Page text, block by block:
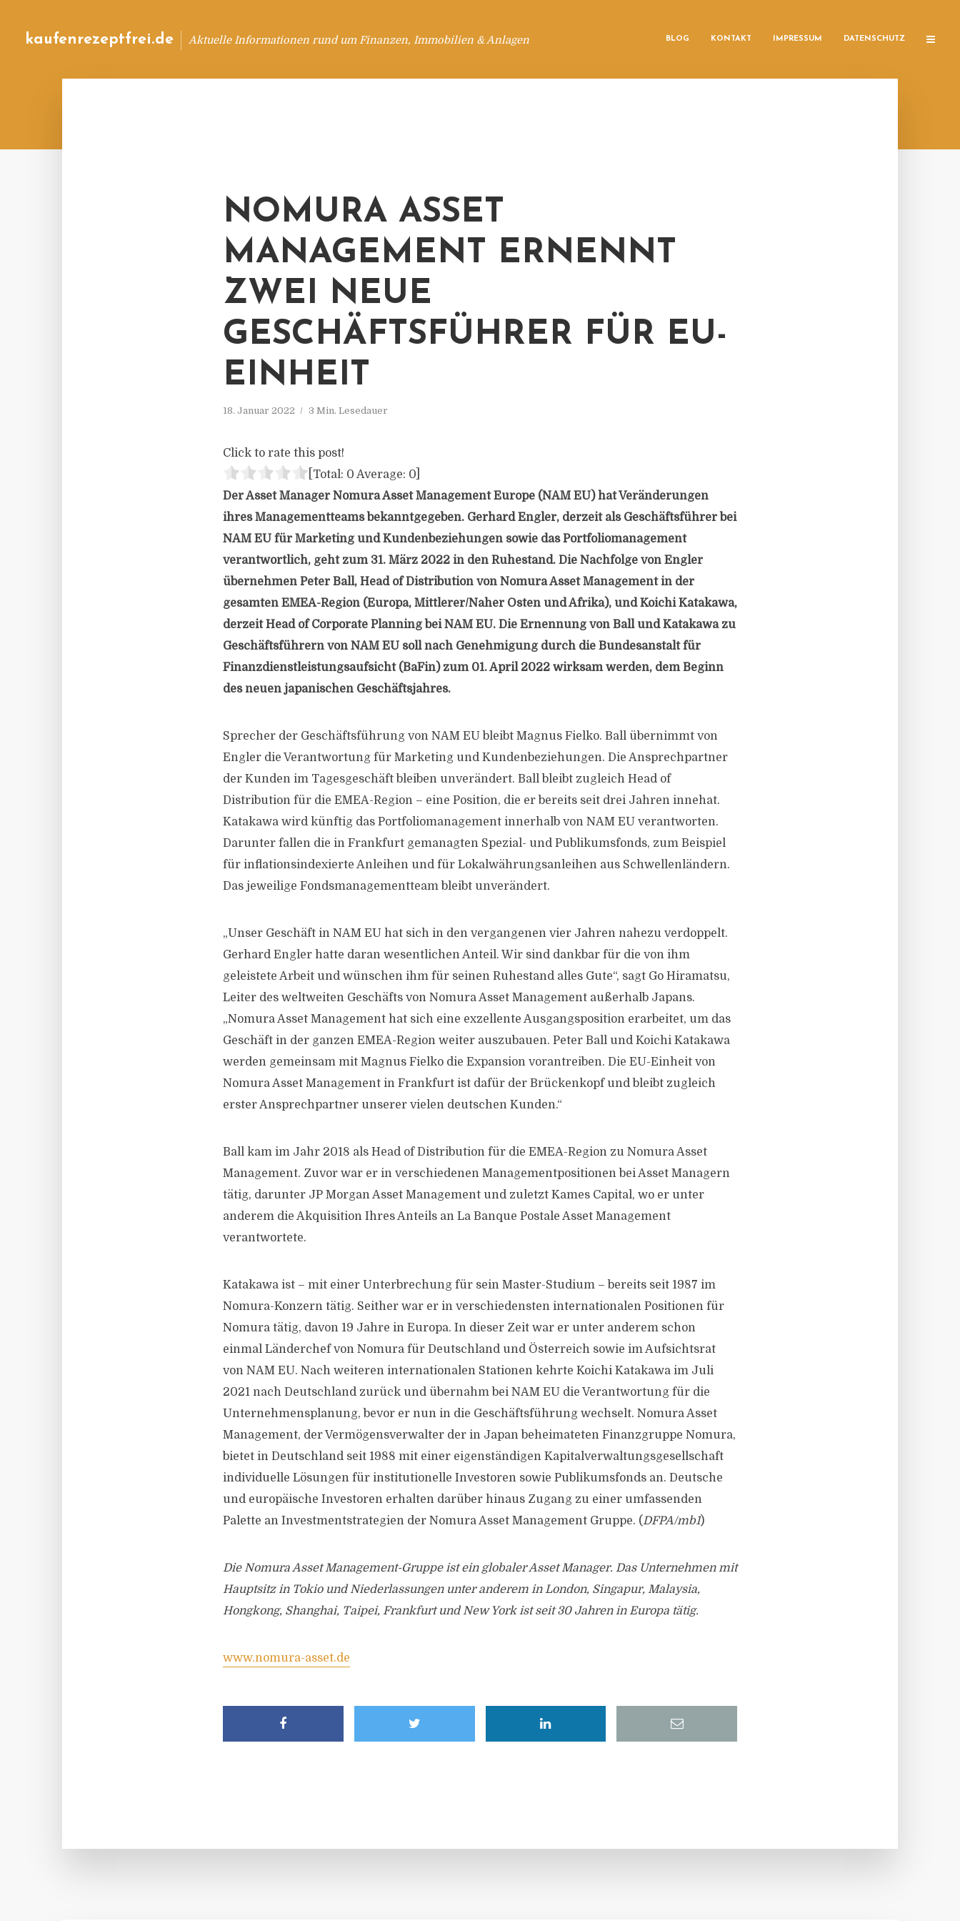
kaufenrezeptfrei.de Aktuelle Informationen rund um Finanzen, Immobilien & Anlagen BLOG KONTAKT IMPRESSUM DATENSCHUTZ
NOMURA ASSET
MANAGEMENT ERNENNT
ZWEI NEUE
GESCHÄFTSFÜHRER FÜR EU-
EINHEIT
18. Januar 2022 3 Min. Lesedauer
Click to rate this post!
[Total: 0 Average: 0
Der Asset Manager Nomura Asset Management Europe (NAM EU) hat Veränderungen
ihres Managementteams bekanntgegeben. Gerhard Engler, derzeit als Geschäftsführer bei
NAM EU für Marketing und Kundenbeziehungen sowie das Portfoliomanagement
verantwortlich, geht zum 31. März 2022 in den Ruhestand. Die Nachfolge von Engler
übernehmen Peter Ball, Head of Distribution von Nomura Asset Management in der
gesamten EMEA-Region (Europa, Mittlerer/Naher Osten und Afrika), und Koichi Katakawa,
derzeit Head of Corporate Planning bei NAM EU. Die Ernennung von Ball und Katakawa zu
Geschäftsführern von NAM EU soll nach Genehmigung durch die Bundesanstalt für
Finanzdienstleistungsaufsicht (BaFin) zum 01. April 2022 wirksam werden, dem Beginn
des neuen japanischen Geschäftsjahres.
Sprecher der Geschäftsführung von NAM EU bleibt Magnus Fielko. Ball übernimmt von
Engler die Verantwortung für Marketing und Kundenbeziehungen. Die Ansprechpartner
der Kunden im Tagesgeschäft bleiben unverändert. Ball bleibt zugleich Head of
Distribution für die EMEA-Region – eine Position, die er bereits seit drei Jahren innehat.
Katakawa wird künftig das Portfoliomanagement innerhalb von NAM EU verantworten.
Darunter fallen die in Frankfurt gemanagten Spezial- und Publikumsfonds, zum Beispiel
für inflationsindexierte Anleihen und für Lokalwährungsanleihen aus Schwellenländern.
Das jeweilige Fondsmanagementteam bleibt unverändert.
„Unser Geschäft in NAM EU hat sich in den vergangenen vier Jahren nahezu verdoppelt.
Gerhard Engler hatte daran wesentlichen Anteil. Wir sind dankbar für die von ihm
geleistete Arbeit und wünschen ihm für seinen Ruhestand alles Gute“, sagt Go Hiramatsu,
Leiter des weltweiten Geschäfts von Nomura Asset Management außerhalb Japans.
„Nomura Asset Management hat sich eine exzellente Ausgangsposition erarbeitet, um das
Geschäft in der ganzen EMEA-Region weiter auszubauen. Peter Ball und Koichi Katakawa
werden gemeinsam mit Magnus Fielko die Expansion vorantreiben. Die EU-Einheit von
Nomura Asset Management in Frankfurt ist dafür der Brückenkopf und bleibt zugleich
erster Ansprechpartner unserer vielen deutschen Kunden.“
Ball kam im Jahr 2018 als Head of Distribution für die EMEA-Region zu Nomura Asset
Management. Zuvor war er in verschiedenen Managementpositionen bei Asset Managern
tätig, darunter JP Morgan Asset Management und zuletzt Kames Capital, wo er unter
anderem die Akquisition Ihres Anteils an La Banque Postale Asset Management
verantwortete.
Katakawa ist – mit einer Unterbrechung für sein Master-Studium – bereits seit 1987 im
Nomura-Konzern tätig. Seither war er in verschiedensten internationalen Positionen für
Nomura tätig, davon 19 Jahre in Europa. In dieser Zeit war er unter anderem schon
einmal Länderchef von Nomura für Deutschland und Österreich sowie im Aufsichtsrat
von NAM EU. Nach weiteren internationalen Stationen kehrte Koichi Katakawa im Juli
2021 nach Deutschland zurück und übernahm bei NAM EU die Verantwortung für die
Unternehmensplanung, bevor er nun in die Geschäftsführung wechselt. Nomura Asset
Management, der Vermögensverwalter der in Japan beheimateten Finanzgruppe Nomura,
bietet in Deutschland seit 1988 mit einer eigenständigen Kapitalverwaltungsgesellschaft
individuelle Lösungen für institutionelle Investoren sowie Publikumsfonds an. Deutsche
und europäische Investoren erhalten darüber hinaus Zugang zu einer umfassenden
Palette an Investmentstrategien der Nomura Asset Management Gruppe. (DFPA/mb1)
Die Nomura Asset Management-Gruppe ist ein globaler Asset Manager. Das Unternehmen mit
Hauptsitz in Tokio und Niederlassungen unter anderem in London, Singapur, Malaysia,
Hongkong, Shanghai, Taipei, Frankfurt und New York ist seit 30 Jahren in Europa tätig.
www.nomura-asset.de